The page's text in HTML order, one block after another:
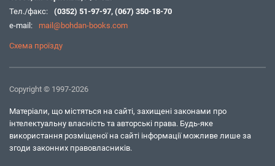
Тел./факс:
(0352) 51-97-97, (067) 350-18-70
e-mail:
mail@bohdan-books.com
Схема проїзду
Copyright © 1997-2026
Матеріали, що містяться на сайті, захищені законами про
інтелектуальну власність та авторські права. Будь-яке
використання розміщеної на сайті інформації можливе лише за
згоди законних правовласників.